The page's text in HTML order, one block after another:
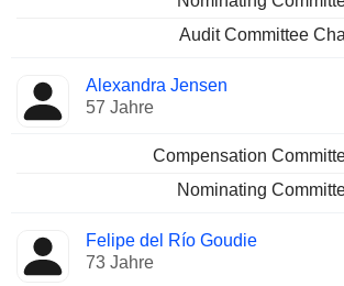
Audit Committee
Alexandra Jensen
57 Jahre
Compensation
Nominating
Felipe del Río Goudie
73 Jahre